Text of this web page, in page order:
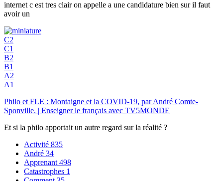
internet c est tres clair on appelle a une candidature bien sur il faut
avoir un
C2
C1
B2
B1
A2
A1
Philo et FLE : Montaigne et la COVID-19, par André Comte-
Sponville. | Enseigner le français avec TV5MONDE
Et si la philo apportait un autre regard sur la réalité ?
Activité 835
André 34
Apprenant 498
Catastrophes 1